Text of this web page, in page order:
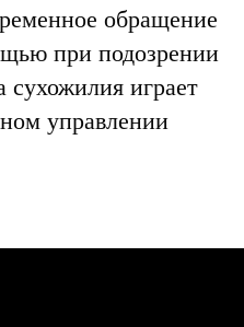
обращение
при подозрении
сухожилия играет
управлении